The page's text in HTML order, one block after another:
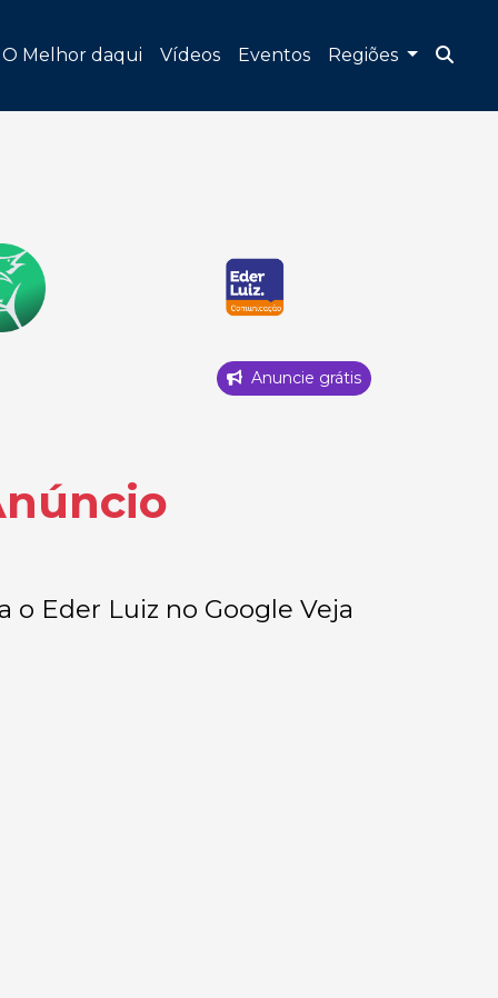
O Melhor daqui Vídeos Eventos Regiões
Anuncie grátis
o Eder Luiz no Google Veja